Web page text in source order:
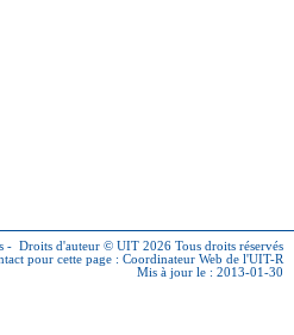
- Droits d'auteur © UIT 2026 Tous droits réservés
pour cette page : Coordinateur Web de l'UIT-R
Mis à jour le : 2013-01-30